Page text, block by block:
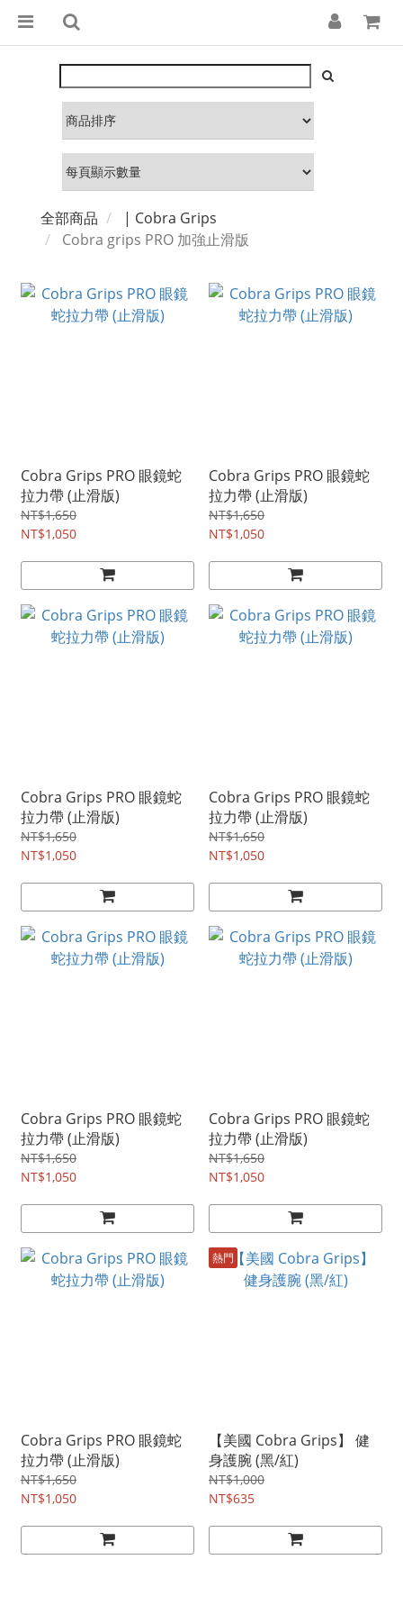
全部商品
| Cobra Grips
Cobra grips PRO 加強止滑版
Cobra Grips PRO 眼鏡蛇
拉力帶 (止滑版)
NT$1,650
NT$1,050
Cobra Grips PRO 眼鏡蛇
拉力帶 (止滑版)
NT$1,650
NT$1,050
Cobra Grips PRO 眼鏡蛇
拉力帶 (止滑版)
NT$1,650
NT$1,050
Cobra Grips PRO 眼鏡蛇
拉力帶 (止滑版)
NT$1,650
NT$1,050
Cobra Grips PRO 眼鏡蛇
拉力帶 (止滑版)
NT$1,650
NT$1,050
Cobra Grips PRO 眼鏡蛇
拉力帶 (止滑版)
NT$1,650
NT$1,050
Cobra Grips PRO 眼鏡蛇
拉力帶 (止滑版)
NT$1,650
NT$1,050
熱門
【美國 Cobra Grips】 健
身護腕 (黑/紅)
NT$1,000
NT$635